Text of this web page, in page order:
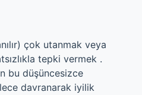
çok utanmak veya
tepki vermek .
bu düşüncesizce
davranarak iyilik